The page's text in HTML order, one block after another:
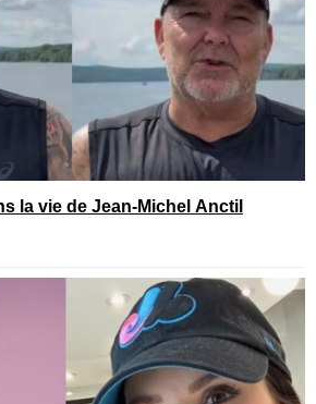
la vie de Jean-Michel Anctil